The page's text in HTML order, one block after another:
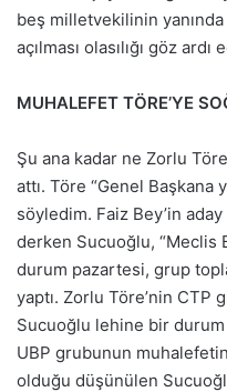
beş milletvekilinin
açılması olasılığı göz ardı
MUHALEFET TÖRE’YE
Şu ana kadar ne Zorlu
attı. Töre “Genel
söyledim. Faiz Bey’in
derken Sucuoğlu, “Meclis
durum pazartesi, grup
yaptı. Zorlu Töre’nin CTP
Sucuoğlu lehine bir
UBP grubunun
olduğu düşünülen